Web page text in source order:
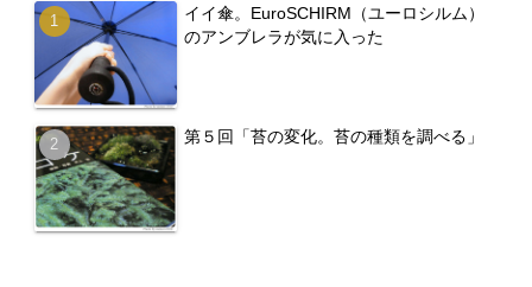
イイ傘。EuroSCHIRM（ユーロシルム）
のアンブレラが気に入った
第５回「苔の変化。苔の種類を調べる」